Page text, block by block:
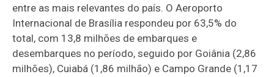
entre as mais relevantes do país. O Aeroporto
Internacional de Brasília respondeu por 63,5% do
total, com 13,8 milhões de embarques e
desembarques no período, seguido por Goiânia (2,86
milhões), Cuiabá (1,86 milhão) e Campo Grande (1,17